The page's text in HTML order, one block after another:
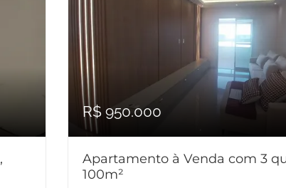
R$ 950.000
Apartamento à Venda com 3
100m²